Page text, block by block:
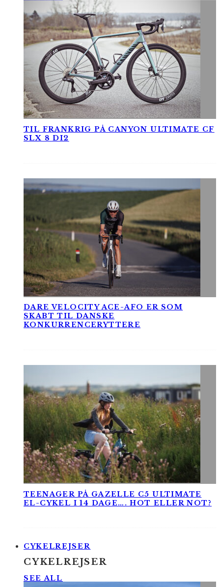
TIL FRANKRIG PÅ CANYON ULTIMATE CF
SLX 8 DI2
DARE VELOCITY ACE-AFO ER SOM
SKABT TIL DANSKE
KONKURRENCERYTTERE
TEENAGER PÅ GAZELLE C5 ULTIMATE
EL-CYKEL I 14 DAGE…. HOT ELLER NOT?
CYKELREJSER
CYKELREJSER
SEE ALL